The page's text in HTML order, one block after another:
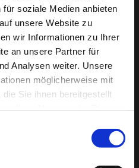
soziale Medien anbieten
unsere Website zu
wir Informationen zu Ihrer
an unsere Partner für
Analysen weiter. Unsere
möglicherweise mit
Sie ihnen bereitgestellt
weiterhin nutzen.
Ärzteteam: Herr Lennart